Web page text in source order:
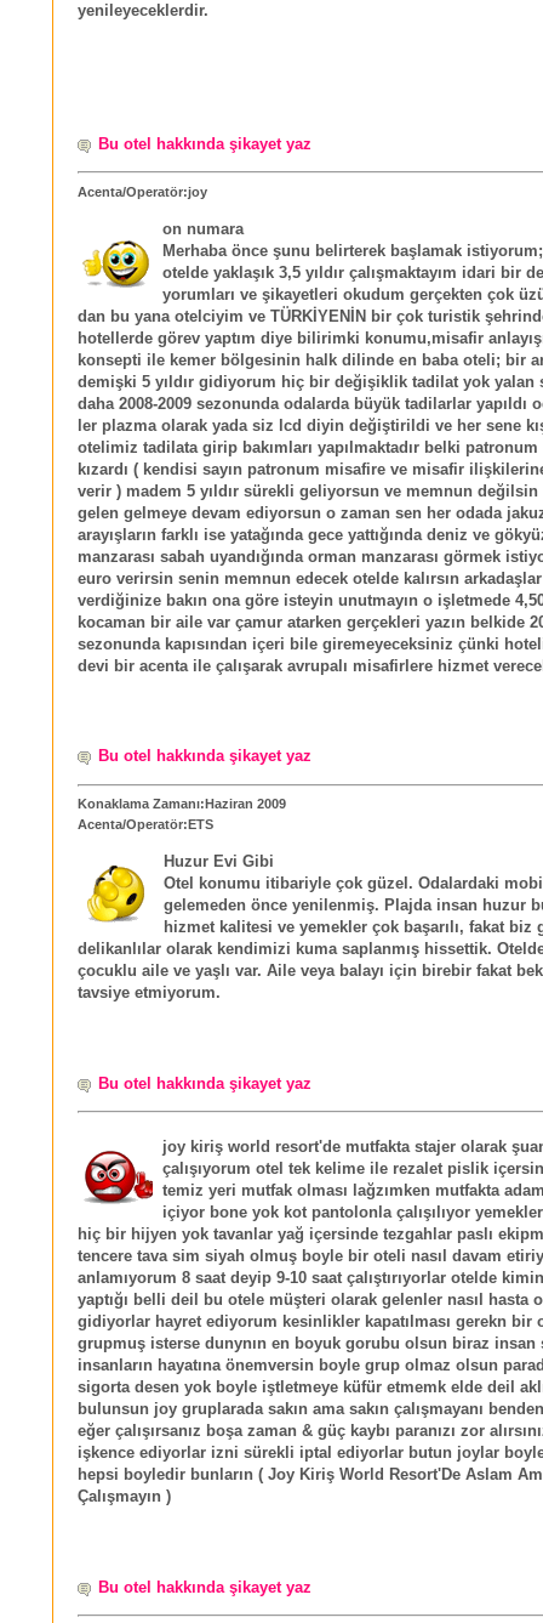
yenileyeceklerdir.
Bu otel hakkında şikayet yaz
Acenta/Operatör:joy
on numara
Merhaba önce şunu belirterek başlamak
otelde yaklaşık 3,5 yıldır çalışmaktayım idari bir
yorumları ve şikayetleri okudum gerçekten çok
dan bu yana otelciyim ve TÜRKİYENİN bir çok turistik
hotellerde görev yaptım diye bilirimki konumu,misafir
konsepti ile kemer bölgesinin halk dilinde en baba oteli; bir
demişki 5 yıldır gidiyorum hiç bir değişiklik tadilat yok yalan
daha 2008-2009 sezonunda odalarda büyük tadilarlar yapıldı
ler plazma olarak yada siz lcd diyin değiştirildi ve her sene
otelimiz tadilata girip bakımları yapılmaktadır belki patronum
kızardı ( kendisi sayın patronum misafire ve misafir
verir ) madem 5 yıldır sürekli geliyorsun ve memnun değilsin
gelen gelmeye devam ediyorsun o zaman sen her odada
arayışların farklı ise yatağında gece yattığında deniz ve
manzarası sabah uyandığında orman manzarası görmek
euro verirsin senin memnun edecek otelde kalırsın
verdiğinize bakın ona göre isteyin unutmayın o işletmede
kocaman bir aile var çamur atarken gerçekleri yazın belkide
sezonunda kapısından içeri bile giremeyeceksiniz çünki
devi bir acenta ile çalışarak avrupalı misafirlere hizmet
Bu otel hakkında şikayet yaz
Konaklama Zamanı:Haziran 2009
Acenta/Operatör:ETS
Huzur Evi Gibi
Otel konumu itibariyle çok güzel. Odalardaki
gelemeden önce yenilenmiş. Plajda insan huzur
hizmet kalitesi ve yemekler çok başarılı, fakat biz
delikanlılar olarak kendimizi kuma saplanmış hissettik.
çocuklu aile ve yaşlı var. Aile veya balayı için birebir fakat
tavsiye etmiyorum.
Bu otel hakkında şikayet yaz
joy kiriş world resort'de mutfakta stajer olarak
çalışıyorum otel tek kelime ile rezalet pislik
temiz yeri mutfak olması lağzımken mutfakta
içiyor bone yok kot pantolonla çalışılıyor
hiç bir hijyen yok tavanlar yağ içersinde tezgahlar paslı
tencere tava sim siyah olmuş boyle bir oteli nasıl davam
anlamıyorum 8 saat deyip 9-10 saat çalıştırıyorlar otelde
yaptığı belli deil bu otele müşteri olarak gelenler nasıl hasta
gidiyorlar hayret ediyorum kesinlikler kapatılması gerekn bir
grupmuş isterse dunynın en boyuk gorubu olsun biraz insan
insanların hayatına önemversin boyle grup olmaz olsun
sigorta desen yok boyle iştletmeye küfür etmemk elde deil
bulunsun joy gruplarada sakın ama sakın çalışmayanı
eğer çalışırsanız boşa zaman & güç kaybı paranızı zor
işkence ediyorlar izni sürekli iptal ediyorlar butun joylar
hepsi boyledir bunların ( Joy Kiriş World Resort'De Aslam
Çalışmayın )
Bu otel hakkında şikayet yaz